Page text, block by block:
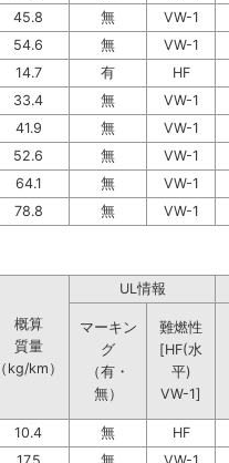
45.8 無
VW-1
54.6 無 VW-1
14.7 有
HF
33.4 無
VW-1
41.9 無
VW-1
52.6 無
VW-1
64.1 無
VW-1
78.8 無 VW-1
概算
質量
（kg/km）
UL情報
マーキン
グ
（有・
無）
難燃性
[HF(水
平)
VW-1]
10.4 無
HF